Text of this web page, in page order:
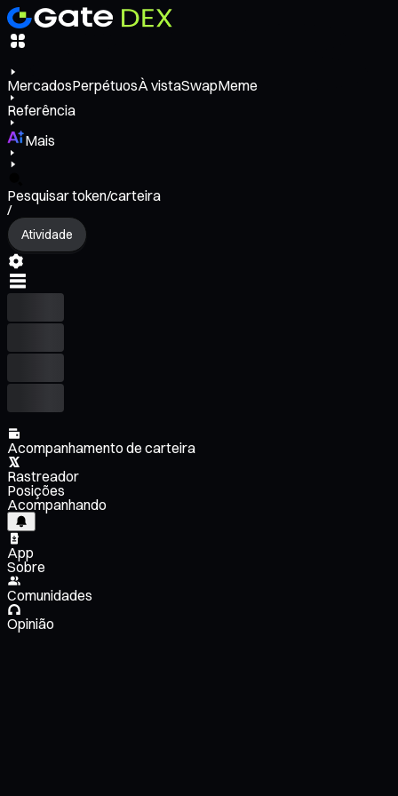
MercadosPerpétuosÀ vistaSwapMeme
Referência
Mais
Pesquisar token/carteira
/
Atividade
Acompanhamento de carteira
Rastreador
Posições
Acompanhando
App
Sobre
Comunidades
Opinião